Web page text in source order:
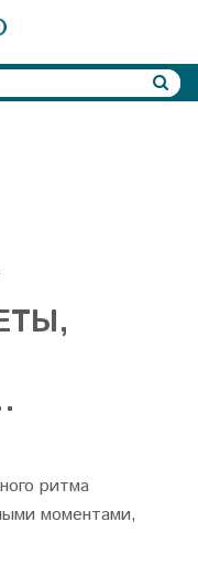
ритма
моментами,